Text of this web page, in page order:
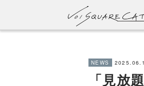
NEWS
「見放